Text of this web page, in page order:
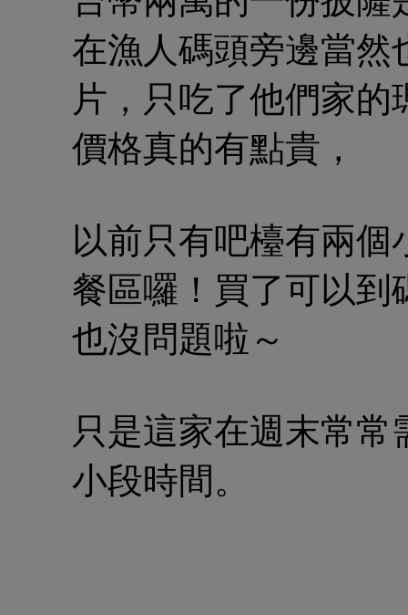
在漁人碼頭旁邊當然
片，只吃了他們家
價格真的有點貴，
以前只有吧檯有兩個
餐區囉！買了可以到
也沒問題啦～
只是這家在週末常
小段時間。